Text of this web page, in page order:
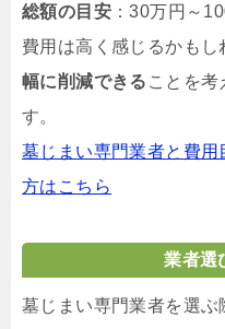
総額の目安 ：30万円～
費用は高く感じるかもし
幅に削減できる ことを考
す。
墓じまい専門業者と費
方はこちら
業者選
墓じまい専門業者を選